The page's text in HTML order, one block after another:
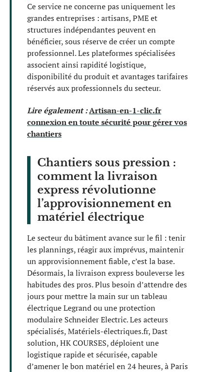
Ce service ne concerne pas uniquement les
grandes entreprises : artisans, PME et
structures indépendantes peuvent en
bénéficier, sous réserve de créer un compte
professionnel. Les plateformes spécialisées
associent ainsi rapidité logistique,
disponibilité du produit et avantages tarifaires
réservés aux professionnels du secteur.
Lire également :Artisan-en-1-clic.fr
connexion en toute sécurité pour gérer vos
chantiers
Chantiers sous pression :
comment la livraison
express révolutionne
l’approvisionnement en
matériel électrique
Le secteur du bâtiment avance sur le fil : tenir
les plannings, réagir aux imprévus, maintenir
un approvisionnement fiable, c’est la base.
Désormais, la livraison express bouleverse les
habitudes des pros. Plus besoin d’attendre des
jours pour mettre la main sur un tableau
électrique Legrand ou une protection
modulaire Schneider Electric. Les acteurs
spécialisés, Matériels-électriques.fr, Dast
solution, HK COURSES, déploient une
logistique rapide et sécurisée, capable
d’amener le bon matériel en 24 heures, à Paris